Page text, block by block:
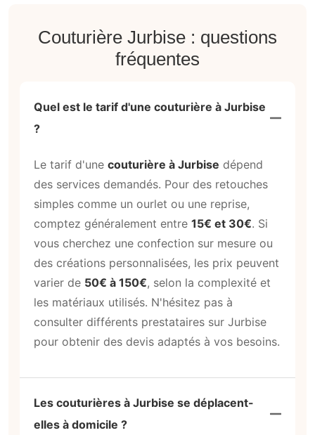
Couturière Jurbise : questions
fréquentes
Quel est le tarif d'une couturière à Jurbise
?
Le tarif d'une couturière à Jurbise dépend
des services demandés. Pour des retouches
simples comme un ourlet ou une reprise,
comptez généralement entre 15€ et 30€. Si
vous cherchez une confection sur mesure ou
des créations personnalisées, les prix peuvent
varier de 50€ à 150€, selon la complexité et
les matériaux utilisés. N'hésitez pas à
consulter différents prestataires sur Jurbise
pour obtenir des devis adaptés à vos besoins.
Les couturières à Jurbise se déplacent-
elles à domicile ?